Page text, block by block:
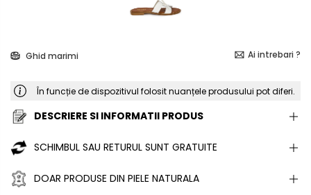
Ghid marimi Ai intrebari ?
În funcție de dispozitivul folosit nuanțele produsului pot diferi.
DESCRIERE SI INFORMATII PRODUS
SCHIMBUL SAU RETURUL SUNT GRATUITE
DOAR PRODUSE DIN PIELE NATURALA